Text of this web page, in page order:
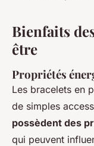
Bienfaits
être
Propriétés
Les bracelets en
de simples
possèdent des
qui peuvent